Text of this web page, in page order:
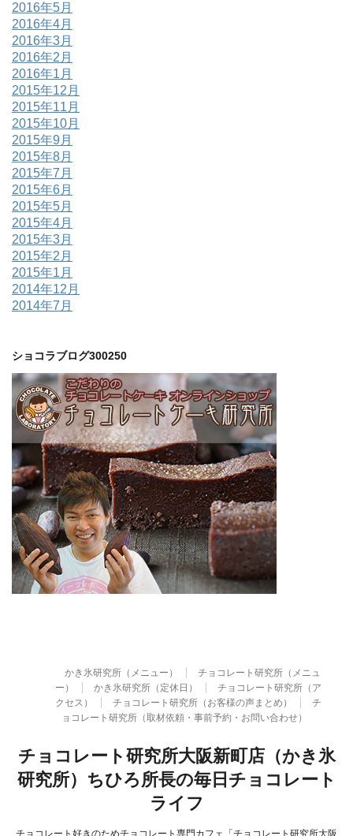
2016年5月
2016年4月
2016年3月
2016年2月
2016年1月
2015年12月
2015年11月
2015年10月
2015年9月
2015年8月
2015年7月
2015年6月
2015年5月
2015年4月
2015年3月
2015年2月
2015年1月
2014年12月
2014年7月
ショコラブログ300250
かき氷研究所（メニュー）
チョコレート研究所（メニュ
ー）
かき氷研究所（定休日）
チョコレート研究所（ア
クセス）
チョコレート研究所（お客様の声まとめ）
チ
ョコレート研究所（取材依頼・事前予約・お問い合わせ）
チョコレート研究所大阪新町店（かき氷
研究所）ちひろ所長の毎日チョコレート
ライフ